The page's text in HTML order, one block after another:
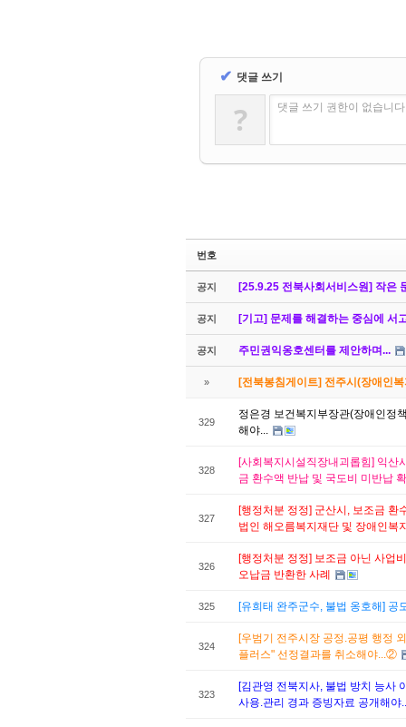
✔ 댓글 쓰기
? 댓글 쓰기 권한이 없습니
번호
공지 [25.9.25 전북사회서비스원] 작은
공지 [기고] 문제를 해결하는 중심에 서
공지 주민권익옹호센터를 제안하며...
» [전북봉침게이트] 전주시(장애인
329
정은경 보건복지부장관(장애인정
해야...
328
[사회복지시설직장내괴롭힘] 익산
금 환수액 반납 및 국도비 미반납
327
[행정처분 정정] 군산시, 보조금 환
법인 해오름복지재단 및 장애인복
326
[행정처분 정정] 보조금 아닌 사업
오납금 반환한 사례
325 [유희태 완주군수, 불법 옹호해]
324
[우범기 전주시장 공정.공평 행정
플러스" 선정결과를 취소해야...②
323
[김관영 전북지사, 불법 방치 능사
사용.관리 경과 증빙자료 공개해